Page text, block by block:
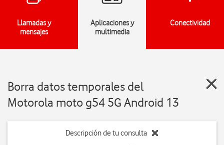
Llamadas y
mensajes
Aplicaciones y
multimedia
Conectividad
Borra datos temporales del
Motorola moto g54 5G Android 13
Descripción de tu consulta